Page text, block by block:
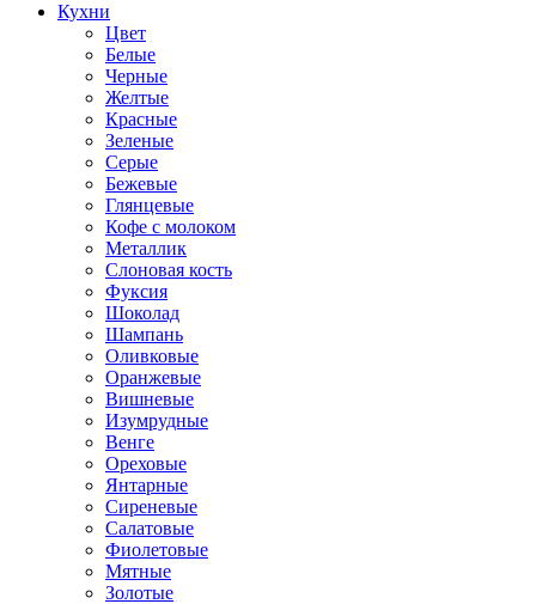
Кухни
Цвет
Белые
Черные
Желтые
Красные
Зеленые
Серые
Бежевые
Глянцевые
Кофе с молоком
Металлик
Слоновая кость
Фуксия
Шоколад
Шампань
Оливковые
Оранжевые
Вишневые
Изумрудные
Венге
Ореховые
Янтарные
Сиреневые
Салатовые
Фиолетовые
Мятные
Золотые